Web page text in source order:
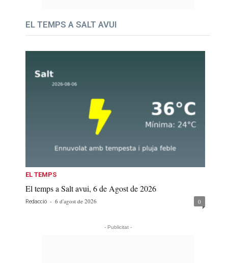
EL TEMPS A SALT AVUI
EL TEMPS
El temps a Salt avui, 6 de Agost de 2026
Redacció - 6 d'agost de 2026 0
- Publicitat -